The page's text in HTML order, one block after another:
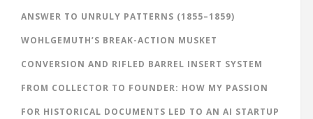
ANSWER TO UNRULY PATTERNS (1855–1859)
WOHLGEMUTH’S BREAK-ACTION MUSKET
CONVERSION AND RIFLED BARREL INSERT SYSTEM
FROM COLLECTOR TO FOUNDER: HOW MY PASSION
FOR HISTORICAL DOCUMENTS LED TO AN AI STARTUP